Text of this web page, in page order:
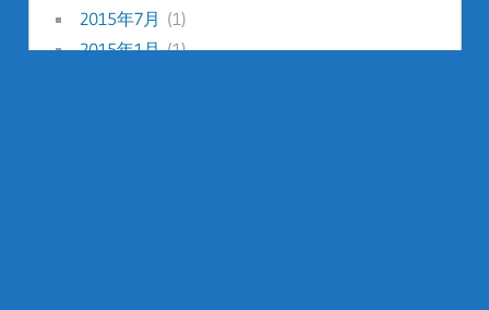
2015年7月 (1)
2015年1月(1)